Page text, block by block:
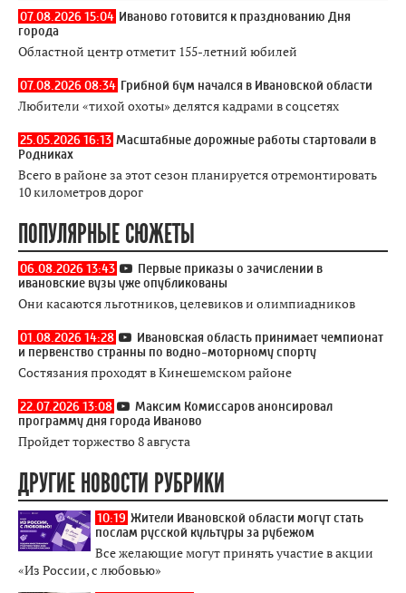
07.08.2026 15:04 Иваново готовится к празднованию Дня
города
Областной центр отметит 155-летний юбилей
07.08.2026 08:34 Грибной бум начался в Ивановской области
Любители «тихой охоты» делятся кадрами в соцсетях
25.05.2026 16:13 Масштабные дорожные работы стартовали в
Родниках
Всего в районе за этот сезон планируется отремонтировать
10 километров дорог
ПОПУЛЯРНЫЕ СЮЖЕТЫ
06.08.2026 13:43
Первые приказы о зачислении в
ивановские вузы уже опубликованы
Они касаются льготников, целевиков и олимпиадников
01.08.2026 14:28
Ивановская область принимает чемпионат
и первенство странны по водно-моторному спорту
Состязания проходят в Кинешемском районе
22.07.2026 13:08
Максим Комиссаров анонсировал
программу дня города Иваново
Пройдет торжество 8 августа
ДРУГИЕ НОВОСТИ РУБРИКИ
10:19 Жители Ивановской области могут стать
послам русской культуры за рубежом
Все желающие могут принять участие в акции
«Из России, с любовью»